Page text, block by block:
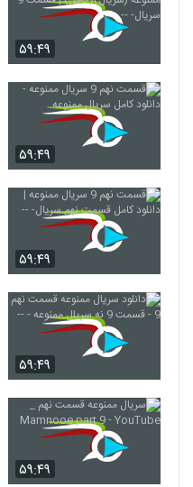
۵۹:۴۹
۵۹:۴۹
۵۹:۴۹
۵۹:۴۹
۵۹:۴۹